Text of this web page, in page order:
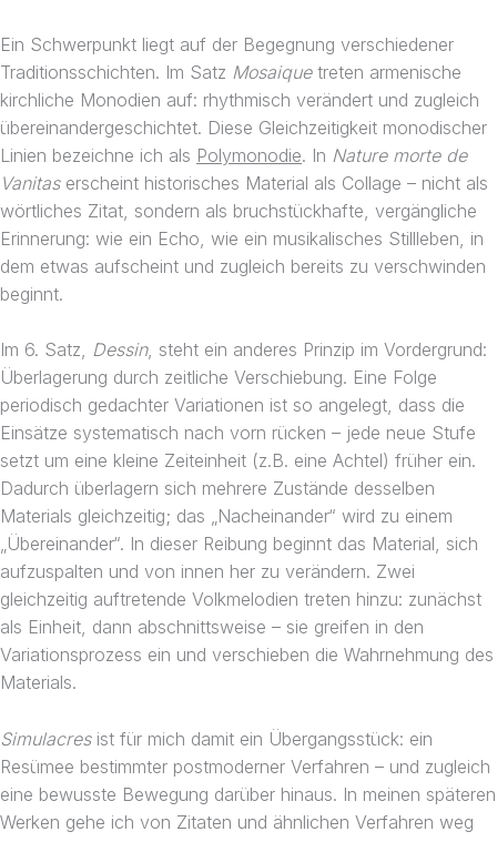
Ein Schwerpunkt liegt auf der Begegnung verschiedener
Traditionsschichten. Im Satz Mosaiquetreten armenische
kirchliche Monodien auf: rhythmisch verändert und zugleich
übereinandergeschichtet. Diese Gleichzeitigkeit monodischer
Linien bezeichne ich als Polymonodie. In Nature morte de
Vanitaserscheint historisches Material als Collage – nicht als
wörtliches Zitat, sondern als bruchstückhafte, vergängliche
Erinnerung: wie ein Echo, wie ein musikalisches Stillleben, in
dem etwas aufscheint und zugleich bereits zu verschwinden
beginnt.
Im 6. Satz, Dessin, steht ein anderes Prinzip im Vordergrund:
Überlagerung durch zeitliche Verschiebung. Eine Folge
periodisch gedachter Variationen ist so angelegt, dass die
Einsätze systematisch nach vorn rücken – jede neue Stufe
setzt um eine kleine Zeiteinheit (z.B. eine Achtel) früher ein.
Dadurch überlagern sich mehrere Zustände desselben
Materials gleichzeitig; das „Nacheinander“ wird zu einem
„Übereinander“. In dieser Reibung beginnt das Material, sich
aufzuspalten und von innen her zu verändern. Zwei
gleichzeitig auftretende Volkmelodien treten hinzu: zunächst
als Einheit, dann abschnittsweise – sie greifen in den
Variationsprozess ein und verschieben die Wahrnehmung des
Materials.
Simulacresist für mich damit ein Übergangsstück: ein
Resümee bestimmter postmoderner Verfahren – und zugleich
eine bewusste Bewegung darüber hinaus. In meinen späteren
Werken gehe ich von Zitaten und ähnlichen Verfahren weg